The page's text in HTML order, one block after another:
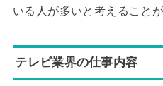
いる人が多いと考えることが
テレビ業界の仕事内容